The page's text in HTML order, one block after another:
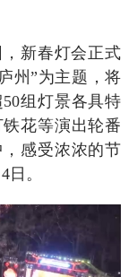
新春灯会正式
州”为主题，将
组灯景各具特
花等演出轮番
，感受浓浓的节
。